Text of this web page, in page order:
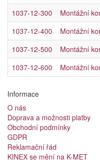
1037-12-300
Montážní
1037-12-400
Montážní
1037-12-500
Montážní
1037-12-600
Montážní
Informace
O nás
Doprava a možnosti platby
Obchodní podmínky
GDPR
Reklamační řád
KINEX se mění na K-MET